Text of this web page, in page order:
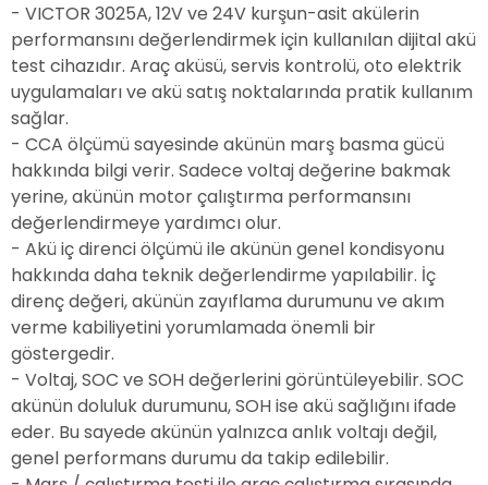
- VICTOR 3025A, 12V ve 24V kurşun-asit akülerin
performansını değerlendirmek için kullanılan dijital akü
test cihazıdır. Araç aküsü, servis kontrolü, oto elektrik
uygulamaları ve akü satış noktalarında pratik kullanım
sağlar.
- CCA ölçümü sayesinde akünün marş basma gücü
hakkında bilgi verir. Sadece voltaj değerine bakmak
yerine, akünün motor çalıştırma performansını
değerlendirmeye yardımcı olur.
- Akü iç direnci ölçümü ile akünün genel kondisyonu
hakkında daha teknik değerlendirme yapılabilir. İç
direnç değeri, akünün zayıflama durumunu ve akım
verme kabiliyetini yorumlamada önemli bir
göstergedir.
- Voltaj, SOC ve SOH değerlerini görüntüleyebilir. SOC
akünün doluluk durumunu, SOH ise akü sağlığını ifade
eder. Bu sayede akünün yalnızca anlık voltajı değil,
genel performans durumu da takip edilebilir.